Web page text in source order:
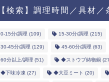
【検索】調理時間／具材／
0-15分/調理 (109) 15-30分/調理 (215)
30-45分/調理 (129) 45-60分/調理 (63)
60分以上/調理 (51) ◆ストウブ鋳物鍋
◆下味冷凍 (27) ◆大豆ミート (20)